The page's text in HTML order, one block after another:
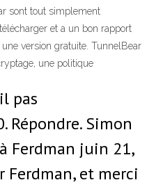
sont tout simplement
et a un bon rapport
version gratuite. TunnelBear
une politique
pas
Répondre. Simon
Ferdman juin 21,
Ferdman, et merci